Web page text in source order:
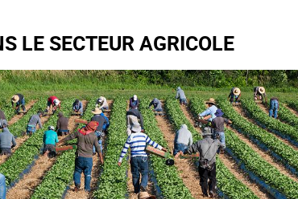
LE SECTEUR AGRICOLE